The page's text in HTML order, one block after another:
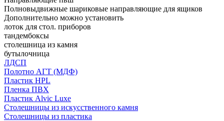
Полновыдвижные шариковые направляющие для ящиков
Дополнительно можно установить
лоток для стол. приборов
тандембоксы
столешница из камня
бутылочница
ЛДСП
Полотно АГТ (МДФ)
Пластик HPL
Пленка ПВХ
Пластик Alvic Luxe
Столешницы из искусственного камня
Столешницы из пластика